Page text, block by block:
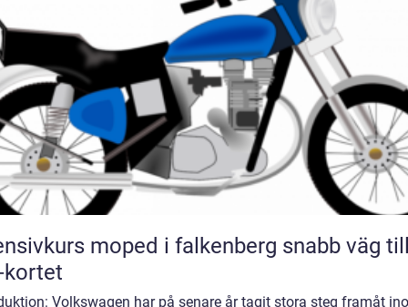
moped i falkenberg snabb väg till
kortet
Volkswagen har på senare år tagit stora steg framåt